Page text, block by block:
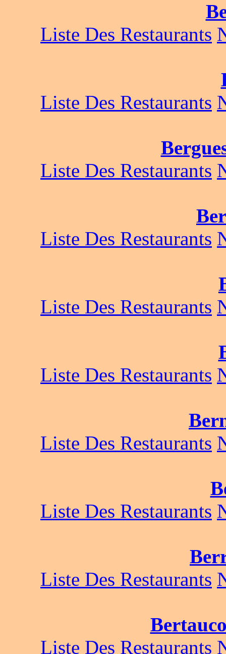
Liste Des Restaurants
Liste Des Restaurants
Liste Des Restaurants
Liste Des Restaurants
Liste Des Restaurants
Liste Des Restaurants
Liste Des Restaurants
Liste Des Restaurants
Liste Des Restaurants
Liste Des Restaurants